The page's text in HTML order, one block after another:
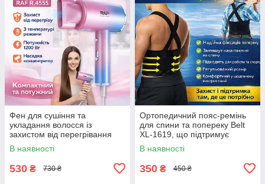
Фен для сушіння та
укладання волосся із
захистом від перегрівання
та концентратором RAF
R.4555 1200W
В наявності
530 ₴ 730 ₴
Ортопедичний пояс-ремінь
для спини та попереку Belt
XL-1619, що підтримує
еластичний корсет із
регулюванням,
В наявності
350 ₴ 450 ₴